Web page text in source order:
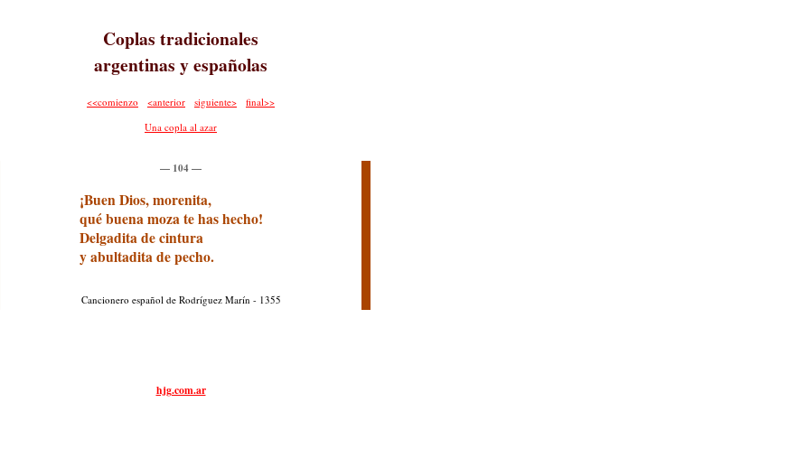
Coplas tradicionales
argentinas y españolas
<<comienzo <anterior siguiente>
final>>
Una copla al azar
— 104 —
¡Buen Dios, morenita,
qué buena moza te has hecho!
Delgadita de cintura
y abultadita de pecho.
Cancionero español de Rodríguez Marín - 1355
hjg.com.ar